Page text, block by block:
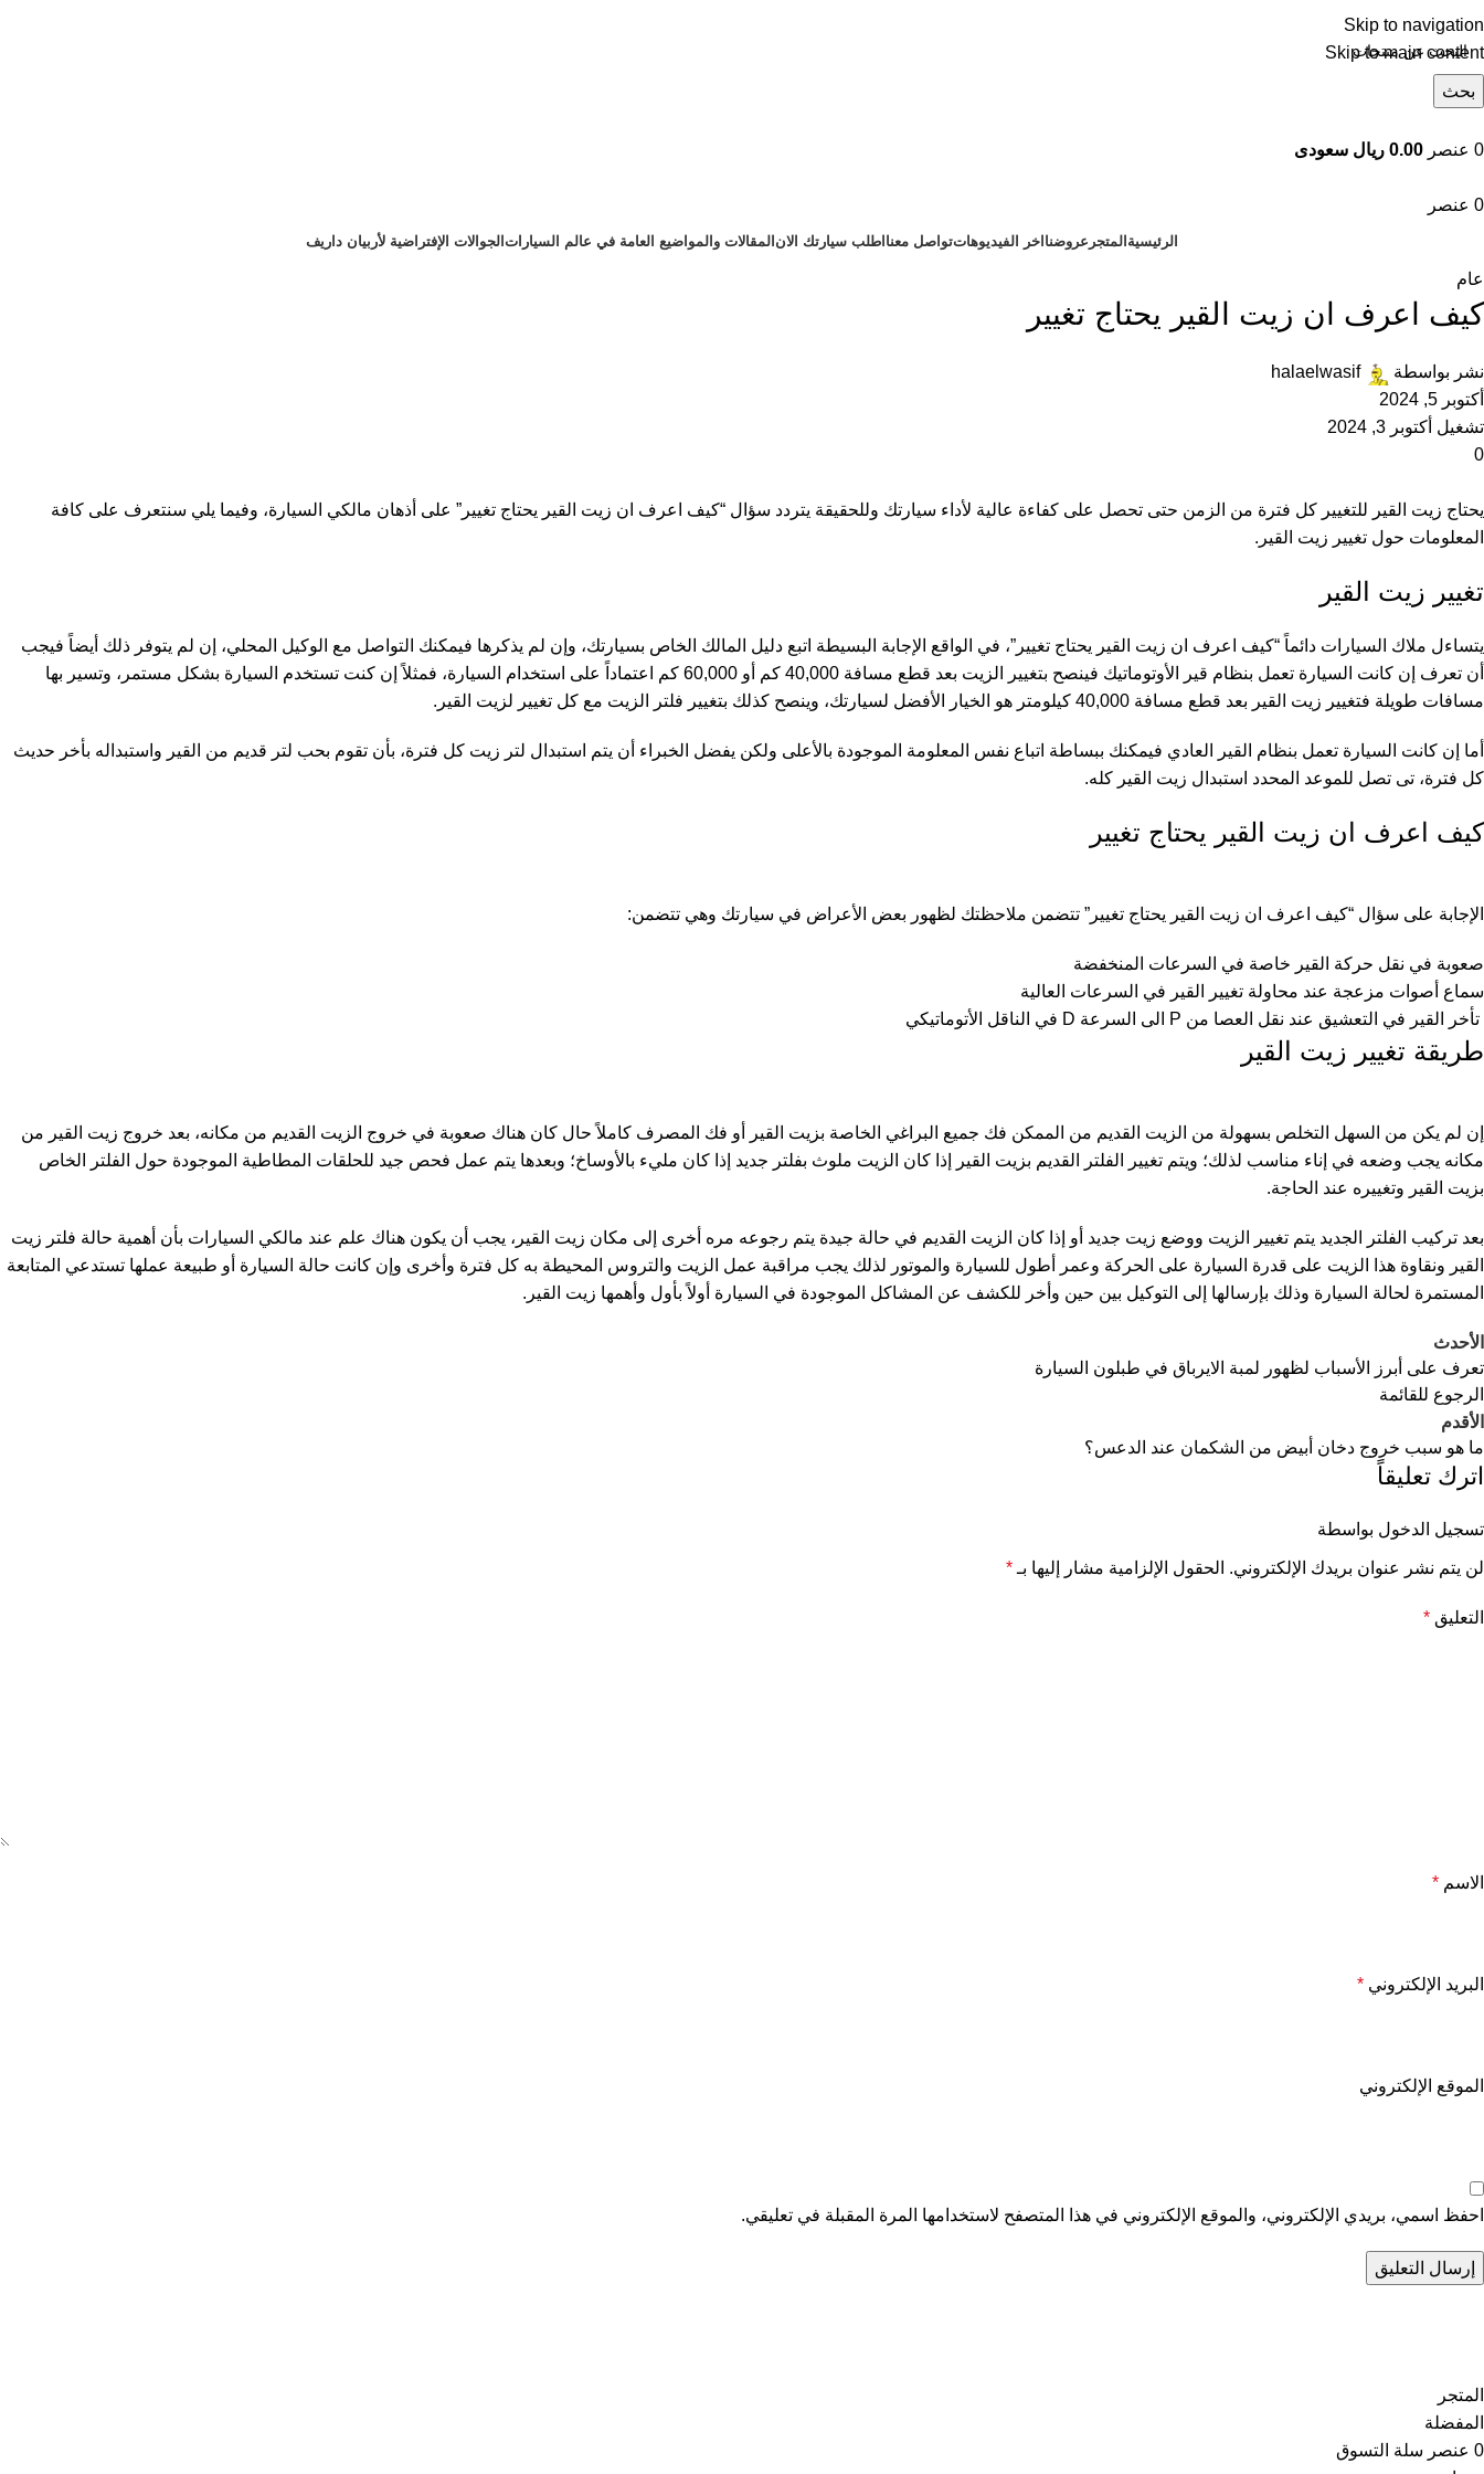
Skip to navigation
Skip to main content
بحث
0 عنصر 0.00 ريال سعودى
0 عنصر
الرئيسية المتجر عروضنا اخر الفيديوهاتتواصل معنا اطلب سيارتك الان المقالات والمواضيع العامة في عالم السيارات الجوالات الإفتراضية لأربيان داريف
عام
كيف اعرف ان زيت القير يحتاج تغيير
نشر بواسطة
halaelwasif
أكتوبر 5, 2024
تشغيل أكتوبر 3, 2024
0
يحتاج زيت القير للتغيير كل فترة من الزمن حتى تحصل على كفاءة عالية لأداء سيارتك وللحقيقة يتردد سؤال “كيف اعرف ان زيت القير يحتاج تغيير” على أذهان مالكي السيارة، وفيما يلي سنتعرف على كافة
المعلومات حول تغيير زيت القير.
تغيير زيت القير
يتساءل ملاك السيارات دائماً “كيف اعرف ان زيت القير يحتاج تغيير”، في الواقع الإجابة البسيطة اتبع دليل المالك الخاص بسيارتك، وإن لم يذكرها فيمكنك التواصل مع الوكيل المحلي، إن لم يتوفر ذلك أيضاً فيجب
أن تعرف إن كانت السيارة تعمل بنظام قير الأوتوماتيك فينصح بتغيير الزيت بعد قطع مسافة 40,000 كم أو 60,000 كم اعتماداً على استخدام السيارة، فمثلاً إن كنت تستخدم السيارة بشكل مستمر، وتسير بها
مسافات طويلة فتغيير زيت القير بعد قطع مسافة 40,000 كيلومتر هو الخيار الأفضل لسيارتك، وينصح كذلك بتغيير فلتر الزيت مع كل تغيير لزيت القير.
أما إن كانت السيارة تعمل بنظام القير العادي فيمكنك ببساطة اتباع نفس المعلومة الموجودة بالأعلى ولكن يفضل الخبراء أن يتم استبدال لتر زيت كل فترة، بأن تقوم بحب لتر قديم من القير واستبداله بأخر حديث
كل فترة، تى تصل للموعد المحدد استبدال زيت القير كله.
كيف اعرف ان زيت القير يحتاج تغيير
الإجابة على سؤال “كيف اعرف ان زيت القير يحتاج تغيير” تتضمن ملاحظتك لظهور بعض الأعراض في سيارتك وهي تتضمن:
صعوبة في نقل حركة القير خاصة في السرعات المنخفضة
سماع أصوات مزعجة عند محاولة تغيير القير في السرعات العالية
تأخر القير في التعشيق عند نقل العصا من P الى السرعة D في الناقل الأتوماتيكي
طريقة تغيير زيت القير
إن لم يكن من السهل التخلص بسهولة من الزيت القديم من الممكن فك جميع البراغي الخاصة بزيت القير أو فك المصرف كاملاً حال كان هناك صعوبة في خروج الزيت القديم من مكانه، بعد خروج زيت القير من
مكانه يجب وضعه في إناء مناسب لذلك؛ ويتم تغيير الفلتر القديم بزيت القير إذا كان الزيت ملوث بفلتر جديد إذا كان مليء بالأوساخ؛ وبعدها يتم عمل فحص جيد للحلقات المطاطية الموجودة حول الفلتر الخاص
بزيت القير وتغييره عند الحاجة.
بعد تركيب الفلتر الجديد يتم تغيير الزيت ووضع زيت جديد أو إذا كان الزيت القديم في حالة جيدة يتم رجوعه مره أخرى إلى مكان زيت القير، يجب أن يكون هناك علم عند مالكي السيارات بأن أهمية حالة فلتر زيت
القير ونقاوة هذا الزيت على قدرة السيارة على الحركة وعمر أطول للسيارة والموتور لذلك يجب مراقبة عمل الزيت والتروس المحيطة به كل فترة وأخرى وإن كانت حالة السيارة أو طبيعة عملها تستدعي المتابعة
المستمرة لحالة السيارة وذلك بإرسالها إلى التوكيل بين حين وأخر للكشف عن المشاكل الموجودة في السيارة أولاً بأول وأهمها زيت القير.
الأحدث
تعرف على أبرز الأسباب لظهور لمبة الايرباق في طبلون السيارة
الرجوع للقائمة
الأقدم
ما هو سبب خروج دخان أبيض من الشكمان عند الدعس؟
اترك تعليقاً
تسجيل الدخول بواسطة
لن يتم نشر عنوان بريدك الإلكتروني. الحقول الإلزامية مشار إليها بـ *
التعليق *
الاسم *
البريد الإلكتروني *
الموقع الإلكتروني
احفظ اسمي، بريدي الإلكتروني، والموقع الإلكتروني في هذا المتصفح لاستخدامها المرة المقبلة في تعليقي.
المتجر
المفضلة
0 عنصر سلة التسوق